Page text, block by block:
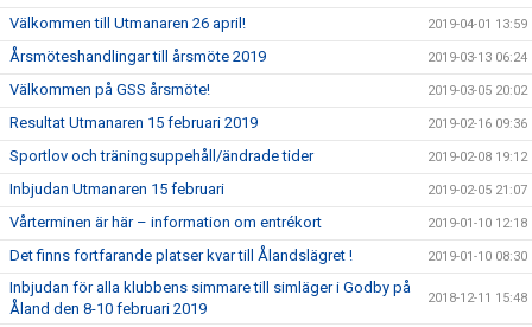
Välkommen till Utmanaren 26 april! 2019-04-01 13:59
Årsmöteshandlingar till årsmöte 2019 2019-03-13 06:24
Välkommen på GSS årsmöte! 2019-03-05 20:02
Resultat Utmanaren 15 februari 2019 2019-02-16 09:36
Sportlov och träningsuppehåll/ändrade tider 2019-02-08 19:12
Inbjudan Utmanaren 15 februari 2019-02-05 21:07
Vårterminen är här – information om entrékort 2019-01-10 12:18
Det finns fortfarande platser kvar till Ålandslägret ! 2019-01-10 08:30
Inbjudan för alla klubbens simmare till simläger i Godby på
Åland den 8-10 februari 2019
2018-12-11 15:48